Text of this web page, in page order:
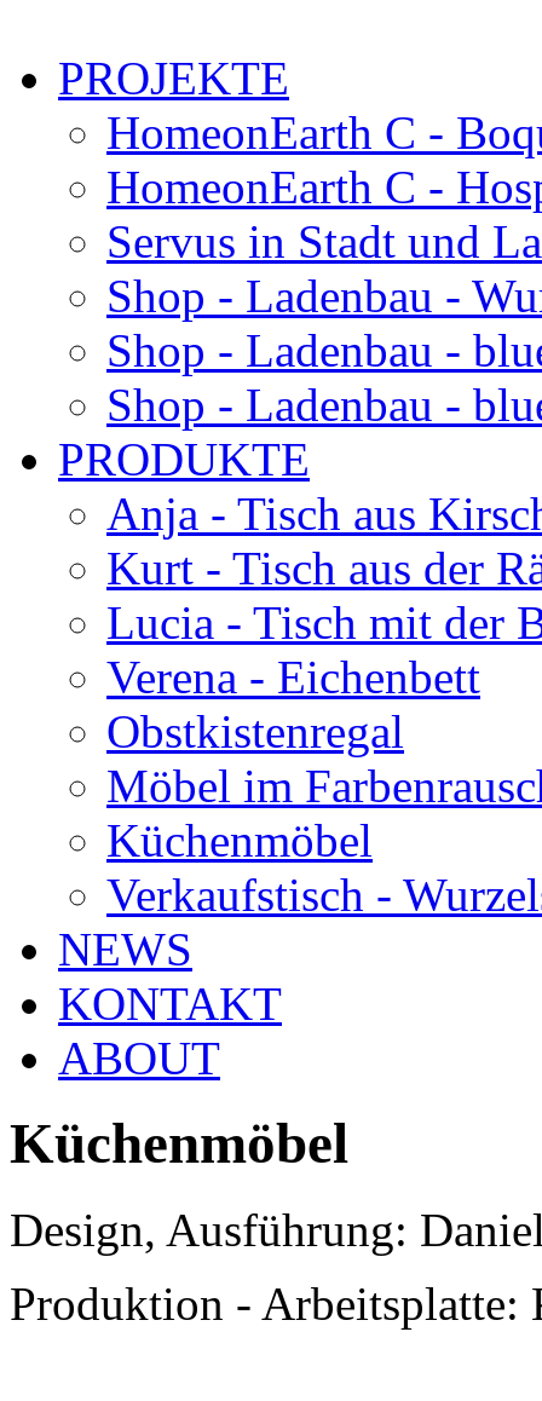
PROJEKTE
HomeonEarth C -
HomeonEarth C -
Servus in Stadt und
Shop - Ladenbau -
Shop - Ladenbau -
Shop - Ladenbau -
PRODUKTE
Anja - Tisch aus
Kurt - Tisch aus der
Lucia - Tisch mit der
Verena - Eichenbett
Obstkistenregal
Möbel im
Küchenmöbel
Verkaufstisch -
NEWS
KONTAKT
ABOUT
Küchenmöbel
Design, Ausführung:
Produktion -